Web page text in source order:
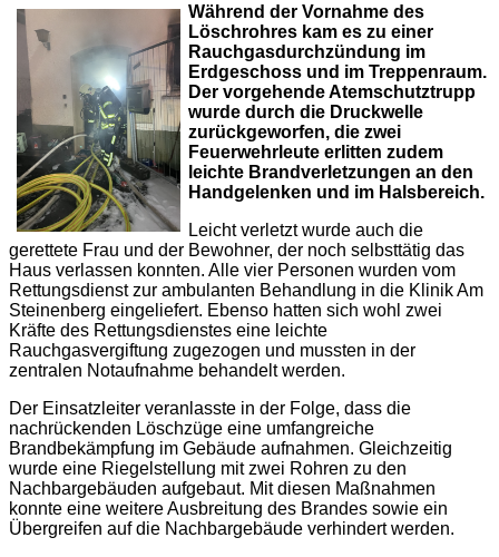
Während der Vornahme des
Löschrohres kam es zu einer
Rauchgasdurchzündung im
Erdgeschoss und im Treppenraum.
Der vorgehende Atemschutztrupp
wurde durch die Druckwelle
zurückgeworfen, die zwei
Feuerwehrleute erlitten zudem
leichte Brandverletzungen an den
Handgelenken und im Halsbereich.
Leicht verletzt wurde auch die
gerettete Frau und der Bewohner, der noch selbsttätig das
Haus verlassen konnten. Alle vier Personen wurden vom
Rettungsdienst zur ambulanten Behandlung in die Klinik Am
Steinenberg eingeliefert. Ebenso hatten sich wohl zwei
Kräfte des Rettungsdienstes eine leichte
Rauchgasvergiftung zugezogen und mussten in der
zentralen Notaufnahme behandelt werden.
Der Einsatzleiter veranlasste in der Folge, dass die
nachrückenden Löschzüge eine umfangreiche
Brandbekämpfung im Gebäude aufnahmen. Gleichzeitig
wurde eine Riegelstellung mit zwei Rohren zu den
Nachbargebäuden aufgebaut. Mit diesen Maßnahmen
konnte eine weitere Ausbreitung des Brandes sowie ein
Übergreifen auf die Nachbargebäude verhindert werden.